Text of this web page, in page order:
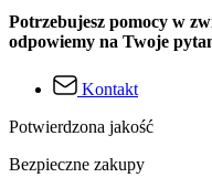
Potrzebujesz pomocy w
odpowiemy na Twoje
Kontakt
Potwierdzona jakość
Bezpieczne zakupy